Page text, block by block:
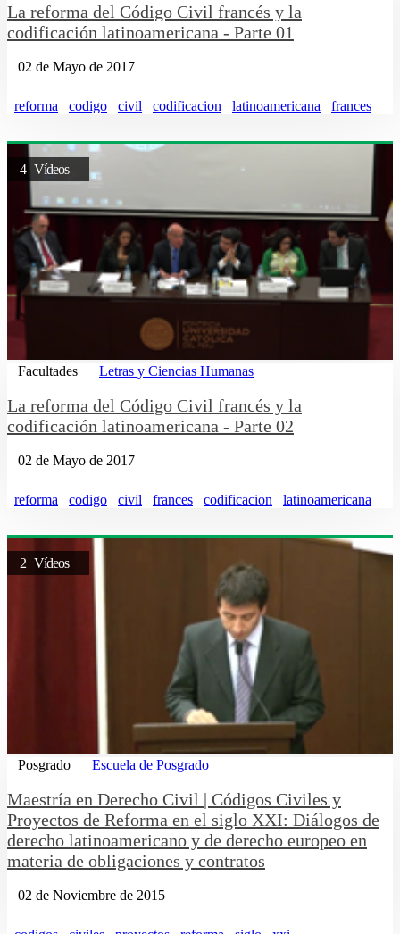
La reforma del Código Civil francés y la
codificación latinoamericana - Parte 01
02 de Mayo de 2017
reforma codigo civil codificacion latinoamericana frances
4 Vídeos
Facultades Letras y Ciencias Humanas
La reforma del Código Civil francés y la
codificación latinoamericana - Parte 02
02 de Mayo de 2017
reforma codigo civil frances codificacion latinoamericana
2 Vídeos
Posgrado Escuela de Posgrado
Maestría en Derecho Civil | Códigos Civiles y
Proyectos de Reforma en el siglo XXI: Diálogos de
derecho latinoamericano y de derecho europeo en
materia de obligaciones y contratos
02 de Noviembre de 2015